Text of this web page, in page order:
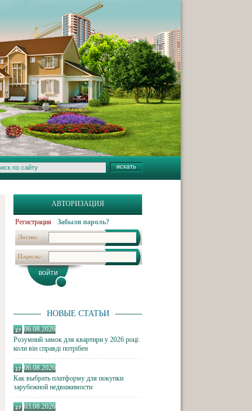
АВТОРИЗАЦИЯ
Регистрация Забыли пароль?
Логин:
Пароль:
НОВЫЕ СТАТЬИ
06.08.2026
Розумний замок для квартири у 2026 році:
коли він справді потрібен
06.08.2026
Как выбрать платформу для покупки
зарубежной недвижимости
03.08.2026